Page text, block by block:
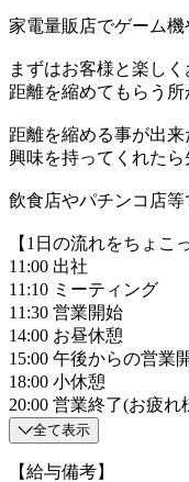
家電量販店でゲーム機
まずはお客様と楽しく
距離を縮めてもらう所
距離を縮める事が出来
興味を持ってくれた
飲食店やパチンコ店
【1日の流れをちょこ
11:00 出社
11:10 ミーティング
11:30 営業開始
14:00 お昼休憩
15:00 午後からの営業
18:00 小休憩
20:00 営業終了(お疲れ
全て表示
【給与備考】